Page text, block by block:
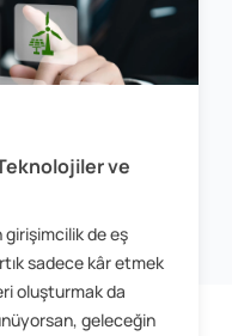
ve
girişimcilik de eş
sadece kâr etmek
oluşturmak da
geleceğin